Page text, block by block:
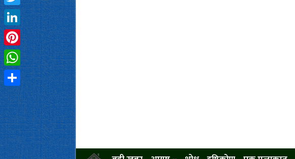
Twitter
LinkedIn
Pinterest
WhatsApp
Share